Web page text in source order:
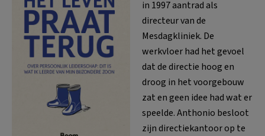
in 1997 aantrad als
directeur van de
Mesdagkliniek. De
werkvloer had het gevoel
dat de directie hoog en
droog in het voorgebouw
zat en geen idee had wat er
speelde. Anthonio besloot
zijn directiekantoor op te